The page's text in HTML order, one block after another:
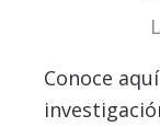
Conoce